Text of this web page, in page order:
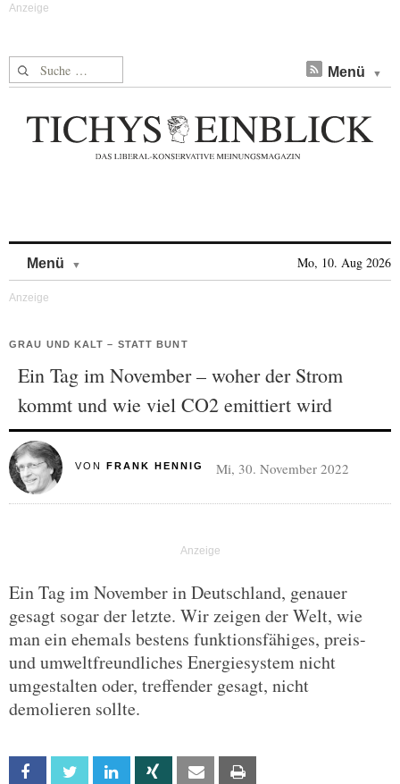
Suche nach: Menü
Menü Mo, 10. Aug 2026
GRAU UND KALT – STATT BUNT
Ein Tag im November – woher der Strom
kommt und wie viel CO2 emittiert wird
VON FRANK HENNIG Mi, 30. November 2022
Ein Tag im November in Deutschland, genauer
gesagt sogar der letzte. Wir zeigen der Welt, wie
man ein ehemals bestens funktionsfähiges, preis-
und umweltfreundliches Energiesystem nicht
umgestalten oder, treffender gesagt, nicht
demolieren sollte.
Facebook Twitter Linkedin Xing Email